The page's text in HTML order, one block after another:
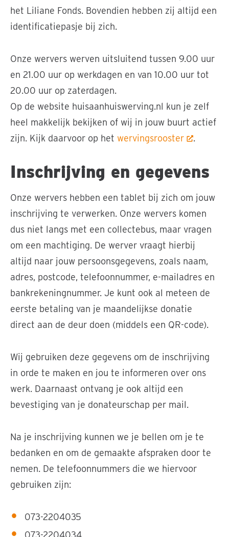
het Liliane Fonds. Bovendien hebben zij altijd een
identificatiepasje bij zich.
Onze wervers werven uitsluitend tussen 9.00 uur
en 21.00 uur op werkdagen en van 10.00 uur tot
20.00 uur op zaterdagen.
Op de website huisaanhuiswerving.nl kun je zelf
heel makkelijk bekijken of wij in jouw buurt actief
zijn. Kijk daarvoor op het wervingsrooster .
Inschrijving en gegevens
Onze wervers hebben een tablet bij zich om jouw
inschrijving te verwerken. Onze wervers komen
dus niet langs met een collectebus, maar vragen
om een machtiging. De werver vraagt hierbij
altijd naar jouw persoonsgegevens, zoals naam,
adres, postcode, telefoonnummer, e-mailadres en
bankrekeningnummer. Je kunt ook al meteen de
eerste betaling van je maandelijkse donatie
direct aan de deur doen (middels een QR-code).
Wij gebruiken deze gegevens om de inschrijving
in orde te maken en jou te informeren over ons
werk. Daarnaast ontvang je ook altijd een
bevestiging van je donateurschap per mail.
Na je inschrijving kunnen we je bellen om je te
bedanken en om de gemaakte afspraken door te
nemen. De telefoonnummers die we hiervoor
gebruiken zijn:
073-2204035
073-2204034